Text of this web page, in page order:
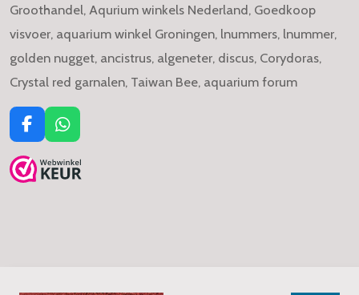
Groothandel, Aqurium winkels Nederland, Goedkoop
visvoer, aquarium winkel Groningen, lnummers, lnummer,
golden nugget, ancistrus, algeneter, discus, Corydoras,
Crystal red garnalen, Taiwan Bee, aquarium forum
F
a
c
e
W
h
a
t